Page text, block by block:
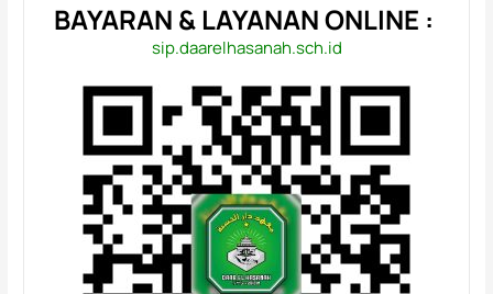
BAYARAN & LAYANAN ONLINE :
sip.daarelhasanah.sch.id